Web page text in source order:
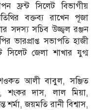
ফ্রন্ট সিলেট বিভাগীয়
বক্তব্য রাখেন পূজা
সদস্য সচিব উজ্জ্বল রঞ্জন
ভারপ্রাপ্ত সভাপতি হাজী
জেলা শাখার যুগ্ম
শওকত আলী বাবুল, সঞ্জিত
শংকর দাস, লাল মিয়া,
জয়মতি রানী বিশ্বাস,